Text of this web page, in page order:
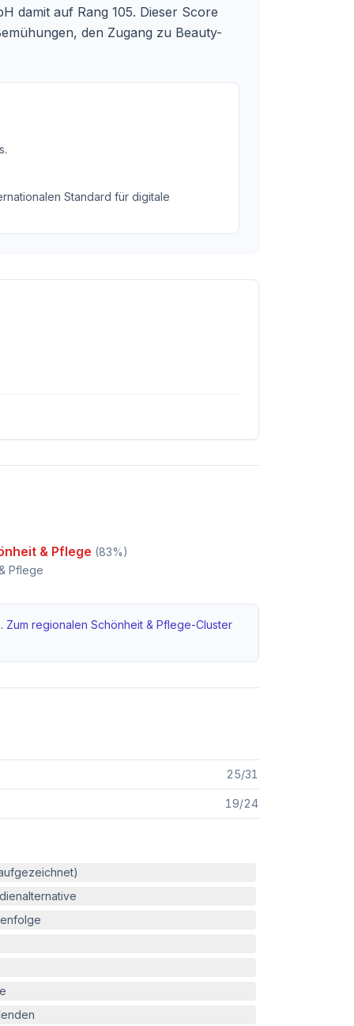
damit auf Rang 105. Dieser Score
den Zugang zu Beauty-
.
Standard für digitale
& Pflege (83%)
Pflege
Zum regionalen Schönheit & Pflege-Cluster
25/31
19/24